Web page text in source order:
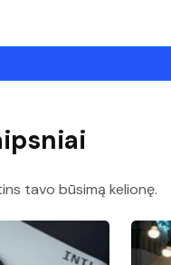
tavo būsimą kelionę.